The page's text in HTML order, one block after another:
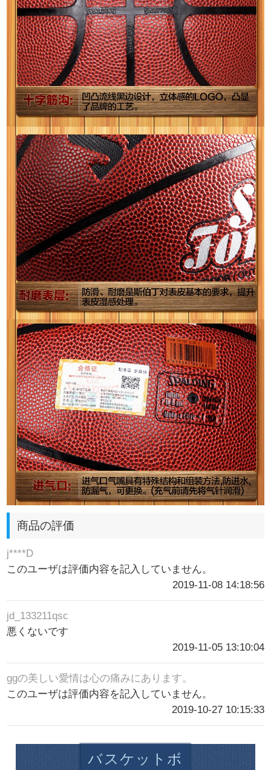
商品の評価
j****D
このユーザは評価内容を記入していません。
2019-11-08 14:18:56
jd_133211qsc
悪くないです
2019-11-05 13:10:04
ggの美しい愛情は心の痛みにあります。
このユーザは評価内容を記入していません。
2019-10-27 10:15:33
バスケットボ